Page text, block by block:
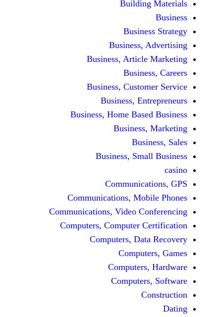
Business,
Business,
Business,
Business,
Business, Home
Business,
Communications,
Communications, Video
Computers, Computer
Computers,